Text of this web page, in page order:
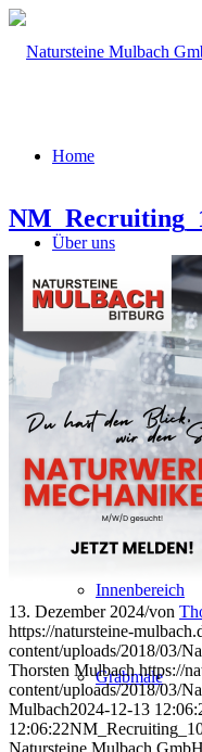
Home
Über uns
Leistungsspektrum
Außenbereich
Innenbereich
Grabmale
13. Dezember 2024/von
https://natursteine-
content/uploads/2018/03/
Thorsten Mulbach https://
content/uploads/2018/03/
Mulbach2024-12-13
12:06:22
Natursteine Mulbach